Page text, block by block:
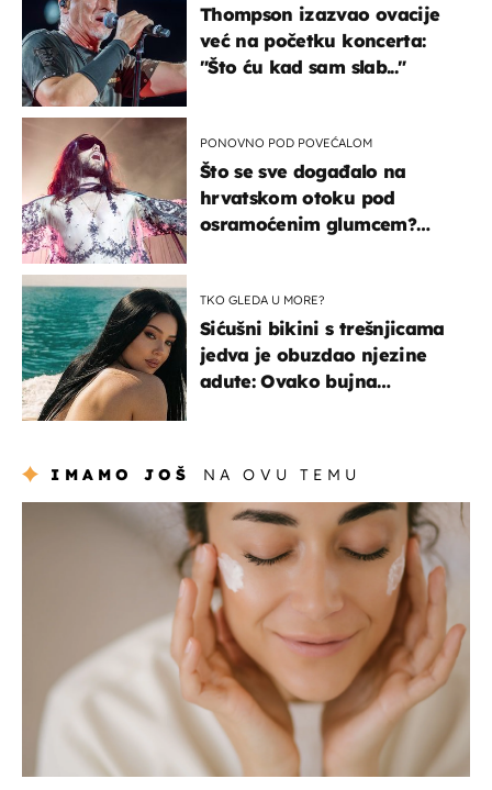
Thompson izazvao ovacije
već na početku koncerta:
"Što ću kad sam slab..."
PONOVNO POD POVEĆALOM
Što se sve događalo na
hrvatskom otoku pod
osramoćenim glumcem?
TKO GLEDA U MORE?
Sićušni bikini s trešnjicama
jedva je obuzdao njezine
adute: Ovako bujna
IMAMO JOŠ NA OVU TEMU
moda & ljepota